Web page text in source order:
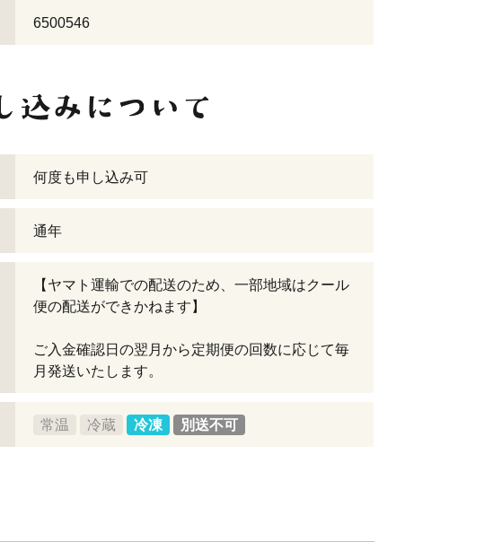
6500546
何度も申し込み可
通年
【ヤマト運輸での配送のため、一部地域はクール
便の配送ができかねます】
ご入金確認日の翌月から定期便の回数に応じて毎
月発送いたします。
常温 冷蔵 冷凍 別送不可